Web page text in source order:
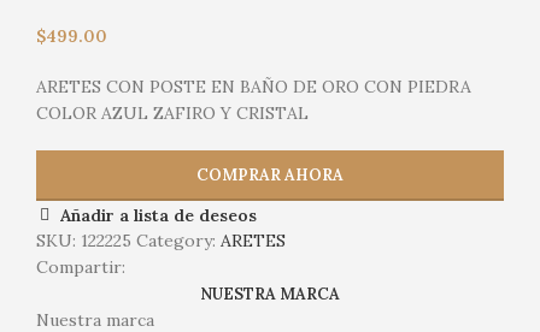
$499.00
ARETES CON POSTE EN BAÑO DE ORO CON PIEDRA
COLOR AZUL ZAFIRO Y CRISTAL
COMPRAR AHORA
Añadir a lista de deseos
SKU: 122225 Category: ARETES
Compartir:
NUESTRA MARCA
Nuestra marca